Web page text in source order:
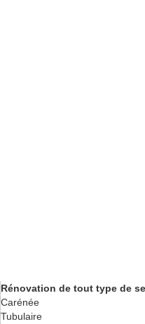
Rénovation de tout type de
Carénée
Tubulaire